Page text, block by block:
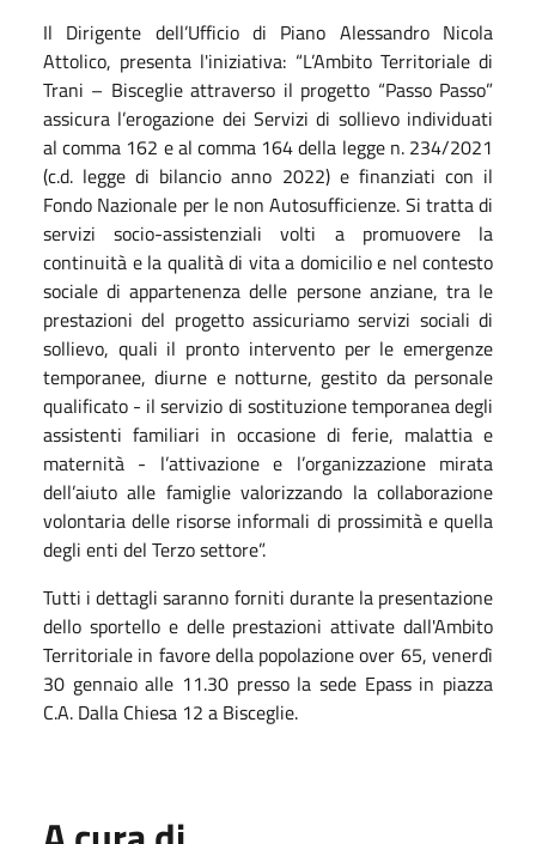
Il Dirigente dell’Ufficio di Piano Alessandro Nicola
Attolico, presenta l'iniziativa: “L’Ambito Territoriale di
Trani – Bisceglie attraverso il progetto “Passo Passo”
assicura l’erogazione dei Servizi di sollievo individuati
al comma 162 e al comma 164 della legge n. 234/2021
(c.d. legge di bilancio anno 2022) e finanziati con il
Fondo Nazionale per le non Autosufficienze. Si tratta di
servizi socio-assistenziali volti a promuovere la
continuità e la qualità di vita a domicilio e nel contesto
sociale di appartenenza delle persone anziane, tra le
prestazioni del progetto assicuriamo servizi sociali di
sollievo, quali il pronto intervento per le emergenze
temporanee, diurne e notturne, gestito da personale
qualificato - il servizio di sostituzione temporanea degli
assistenti familiari in occasione di ferie, malattia e
maternità - l’attivazione e l’organizzazione mirata
dell’aiuto alle famiglie valorizzando la collaborazione
volontaria delle risorse informali di prossimità e quella
degli enti del Terzo settore”.
Tutti i dettagli saranno forniti durante la presentazione
dello sportello e delle prestazioni attivate dall'Ambito
Territoriale in favore della popolazione over 65, venerdì
30 gennaio alle 11.30 presso la sede Epass in piazza
C.A. Dalla Chiesa 12 a Bisceglie.